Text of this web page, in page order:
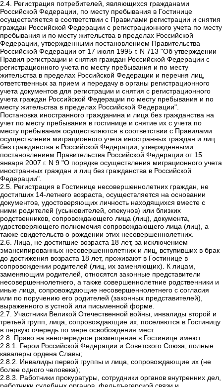
2.4. Регистрация потребителей, являющихся гражданами
Российской Федерации, по месту пребывания в Гостинице
осуществляется в соответствии с Правилами регистрации и снятия
граждан Российской Федерации с регистрационного учета по месту
пребывания и по месту жительства в пределах Российской
Федерации, утвержденными постановлением Правительства
Российской Федерации от 17 июля 1995 г. N 713 "Об утверждении
Правил регистрации и снятия граждан Российской Федерации с
регистрационного учета по месту пребывания и по месту
жительства в пределах Российской Федерации и перечня лиц,
ответственных за прием и передачу в органы регистрационного
учета документов для регистрации и снятия с регистрационного
учета граждан Российской Федерации по месту пребывания и по
месту жительства в пределах Российской Федерации".
Постановка иностранного гражданина и лица без гражданства на
учет по месту пребывания в гостинице и снятие их с учета по
месту пребывания осуществляются в соответствии с Правилами
осуществления миграционного учета иностранных граждан и лиц
без гражданства в Российской Федерации, утвержденными
постановлением Правительства Российской Федерации от 15
января 2007 г. N 9 "О порядке осуществления миграционного учета
иностранных граждан и лиц без гражданства в Российской
Федерации".
2.5. Регистрация в Гостинице несовершеннолетних граждан, не
достигших 14-летнего возраста, осуществляется на основании
документов, удостоверяющих личность находящихся вместе с
ними родителей (усыновителей, опекунов) или близких
родственников, сопровождающего лица (лиц), документа,
удостоверяющего полномочия сопровождающего лица (лиц), а
также свидетельств о рождении этих несовершеннолетних.
2.6. Лица, не достигшие возраста 18 лет, за исключением
эмансипированных несовершеннолетних и лиц, вступивших в брак
до достижения возраста 18 лет, проживают в Гостинице в
сопровождении родителей (лиц, их заменяющих). К лицам,
заменяющим родителей, относятся законные представители
несовершеннолетнего, а также совершеннолетние родственники и
иные лица, сопровождающие несовершеннолетнего с согласия
или по поручению его родителей (законных представителей),
выраженного в устной или письменной форме.
2.7. Участники Великой Отечественной войны, инвалиды второй и
третьей групп, лица, сопровождающие их, поселяются в Гостиницу
в первую очередь по мере освобождения мест.
2.8. Право на внеочередное размещение в Гостинице имеют:
2.8.1. Герои Российской Федерации и Советского Союза, полные
кавалеры ордена Славы;
2.8.2. Инвалиды первой группы и лица, сопровождающие их (не
более одного человека);
2.8.3. Работники прокуратуры, сотрудники органов внутренних дел,